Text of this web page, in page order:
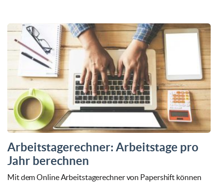
Arbeitstagerechner: Arbeitstage pro
Jahr berechnen
Mit dem Online Arbeitstagerechner von Papershift können